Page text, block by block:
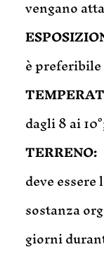
vengano
è
dagli 8 ai
TERRENO:
deve
sostanza
giorni